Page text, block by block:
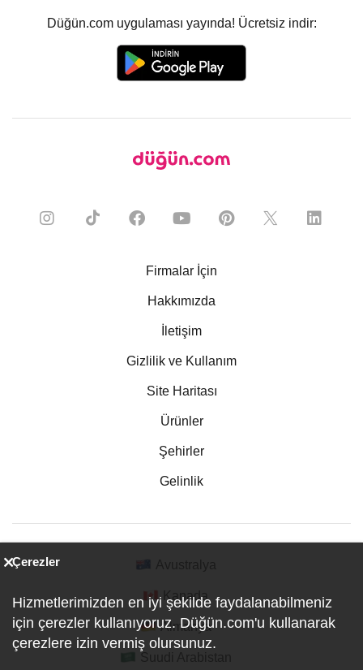
Düğün.com uygulaması yayında! Ücretsiz indir:
Firmalar İçin
Hakkımızda
İletişim
Gizlilik ve Kullanım
Site Haritası
Ürünler
Şehirler
Gelinlik
Kanada
Almanya
Çerezler
Hizmetlerimizden en iyi şekilde faydalanabilmeniz
için çerezler kullanıyoruz. Düğün.com'u kullanarak
çerezlere izin vermiş olursunuz.